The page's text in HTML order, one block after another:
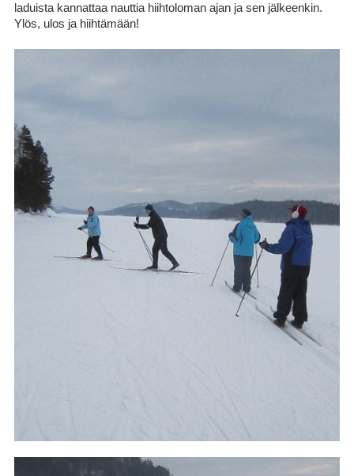
laduista kannattaa nauttia hiihtoloman ajan ja sen jälkeenkin.
Ylös, ulos ja hiihtämään!